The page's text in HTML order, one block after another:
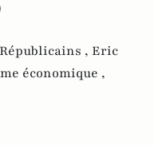
, Eric
économique ,